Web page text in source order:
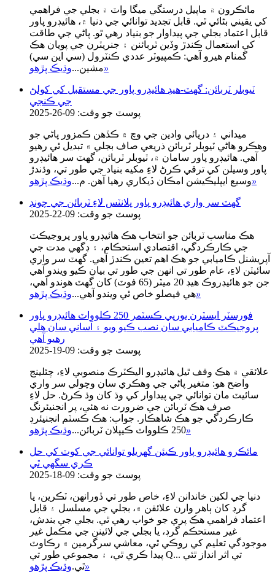
مائڪرون ۾ ماپيل درستگي ميگا واٽ ۾ بجلي جي فراهمي
کي يقيني بڻائي ٿي. قابل تجديد توانائي جي دنيا ۾، هائيڊرو پاور
قابل اعتماد بجلي جي پيداوار جو بنياد رهي ٿو. پاڻي جي طاقت
کي استعمال ڪندڙ وڏين ٽربائنن ۽ جنريٽرن جي پويان هڪ
گمنام هيرو آهي: ڪمپيوٽر عددي ڪنٽرول (سي اين سي)
مشين...وڌيڪ پڙهو »
ٽيوبلر ٽربائن: گهٽ-هيڊ هائيڊرو پاور جي مستقبل کي کولڻ
جي ڪنجي
پوسٽ جو وقت: 09-26-2025
ميداني ۽ دريائي وادين جي وچ ۾ ڪڏهن ڪمزور پاڻي جو
وهڪرو هاڻي ٽيوبلر ٽربائن ذريعي صاف بجلي ۾ تبديل ٿي رهيو
آهي. هائيڊرو پاور سامان ۾، ٽيوبلر ٽربائن، گهٽ سر هائيڊرو
پاور وسيلن کي ترقي ڪرڻ لاءِ مکيه بنياد جي طور تي، وڌندڙ
وسيع ايپليڪيشن امڪان ڏيکاري رهيا آهن. م...وڌيڪ پڙهو »
گھٽ سر واري هائيڊرو پاور پلانٽس لاءِ ٽربائن جي چونڊ
پوسٽ جو وقت: 09-22-2025
هڪ مناسب ٽربائن جو انتخاب هڪ هائيڊرو پاور پروجيڪٽ
جي ڪارڪردگي، اقتصادي استحڪام، ۽ ڊگهي مدت جي
آپريشنل ڪاميابي جو هڪ اهم تعين ڪندڙ آهي. گهٽ سر واري
سائيٽن لاءِ، عام طور تي انهن جي طور تي بيان ڪيو ويندو آهي
جن جو هائيڊروڪ هيڊ 20 ميٽر (65 فوٽ) کان گهٽ هوندو آهي،
هي فيصلو خاص ٿي ويندو آهي...وڌيڪ پڙهو »
فورسٽر ايسٽرن يورپي ڪسٽمر 250 ڪلوواٽ هائيڊرو پاور
پروجيڪٽ ڪاميابي سان نصب ڪيو ويو ۽ آساني سان هلي
رهيو آهي
پوسٽ جو وقت: 09-19-2025
علائقي ۾ هڪ وقف ٿيل هائيڊرو اليڪٽرڪ منصوبي لاءِ، چئلينج
واضح هو: متغير پاڻي جي وهڪري سان وچولي سر واري
سائيٽ مان توانائي جي پيداوار کي وڌ کان وڌ ڪرڻ. حل لاءِ
صرف هڪ ٽربائن جي ضرورت نه هئي، پر انجنيئرنگ
ڪارڪردگي جو هڪ شاهڪار. جواب: هڪ ڪسٽم انجنيئرڊ
250 ڪلوواٽ ڪيپلان ٽربائن...
وڌيڪ پڙهو »
مائڪرو هائيڊرو پاور ڪيئن گهريلو توانائي جي کوٽ کي حل
ڪري سگهي ٿي
پوسٽ جو وقت: 09-18-2025
دنيا جي لکين خاندانن لاءِ، خاص طور تي ڏورانهن، ٽڪرين، يا
گرڊ کان ٻاهر وارن علائقن ۾، بجلي جي مسلسل ۽ قابل
اعتماد فراهمي هڪ پري جو خواب رهي ٿي. بجلي جي بندش،
غير مستحڪم گرڊ، يا بجلي جي لائينن جي مڪمل غير
موجودگي تعليم کي روڪي ٿي، معاشي سرگرمين ۾ رڪاوٽ
پيدا ڪري ٿي، ۽ مجموعي طور تي Q... تي اثر انداز ٿئي
ٿي.وڌيڪ پڙهو »